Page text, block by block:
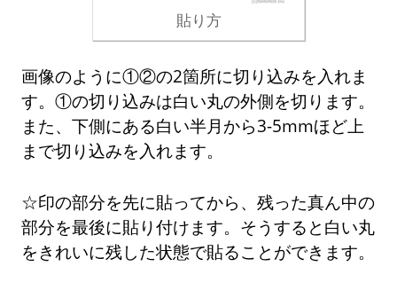
貼り方
画像のように①②の2箇所に切り込みを入れま
す。①の切り込みは白い丸の外側を切ります。
また、下側にある白い半月から3-5mmほど上
まで切り込みを入れます。
☆印の部分を先に貼ってから、残った真ん中の
部分を最後に貼り付けます。そうすると白い丸
をきれいに残した状態で貼ることができます。